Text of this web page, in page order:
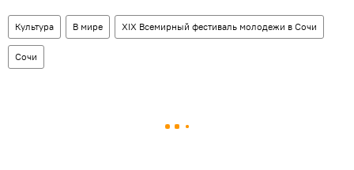
Культура В мире XIX Всемирный фестиваль молодежи в Сочи
Сочи